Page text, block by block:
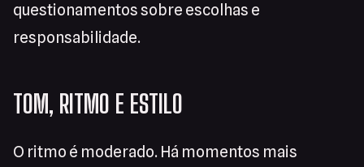
questionamentos sobre escolhas e
responsabilidade.
TOM, RITMO E ESTILO
O ritmo é moderado. Há momentos mais